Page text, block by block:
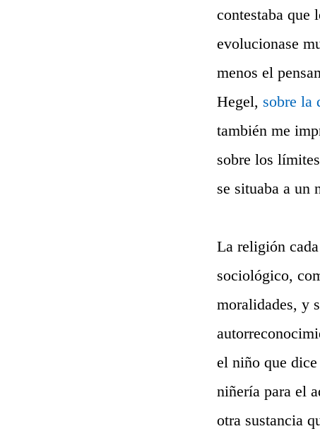
contestaba que
evolucionase
menos el
Hegel, sobre la
también me
sobre los
se situaba a un
La religión
sociológico,
moralidades, y
el niño que
niñería para el
otra sustancia